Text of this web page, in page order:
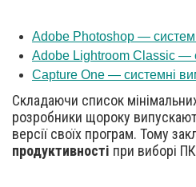
Adobe Photoshop —
Adobe Lightroom Classic —
Capture One — системні
Складаючи список
розробники щороку
версії своїх програм. Тому
продуктивності при виборі